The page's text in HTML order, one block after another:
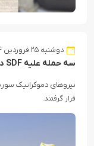
دوشنبه ۲۵ فروردین ۱۴۰۴
سه حمله علیه SDF در استان دیرالزور
نیروهای دموکراتیک
قرار گرفتند.